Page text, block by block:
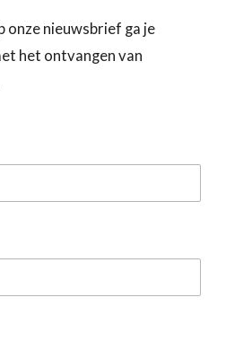
onze nieuwsbrief ga je
het ontvangen van